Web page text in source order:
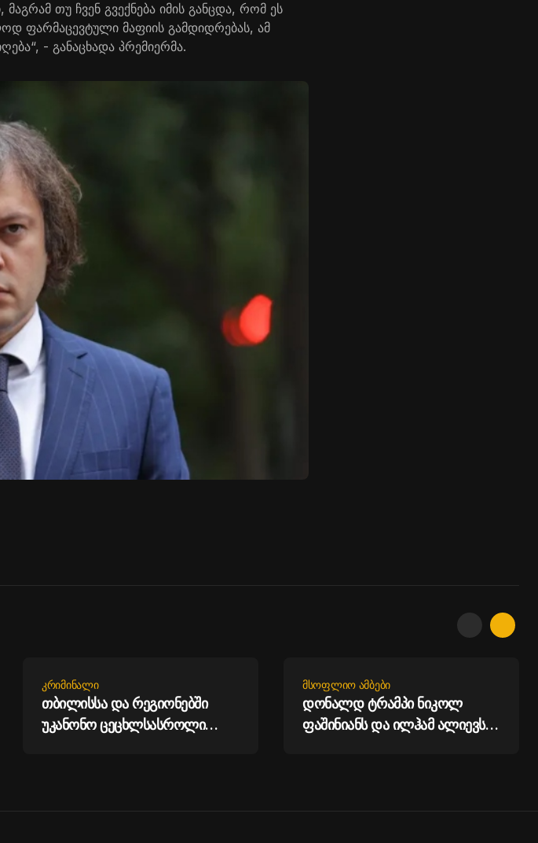
მაგრამ თუ ჩვენ გვექნება იმის განცდა, რომ ეს
ფარმაცევტული მაფიის გამდიდრებას, ამ
- განაცხადა პრემიერმა.
ᲙᲠᲘᲛᲘᲜᲐᲚᲘ
თბილისსა და რეგიონებში
უკანონო ცეცხლსასროლი
ᲛᲡᲝᲤᲚᲘᲝ ᲐᲛᲑᲔᲑᲘ
დონალდ ტრამპი ნიკოლ
ფაშინიანს და ილჰამ ალიევს